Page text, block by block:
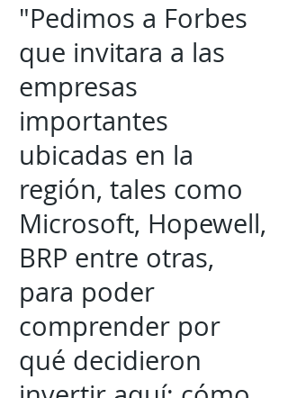
"Pedimos a Forbes
que invitara a las
empresas
importantes
ubicadas en la
región, tales como
Microsoft, Hopewell,
BRP entre otras,
para poder
comprender por
qué decidieron